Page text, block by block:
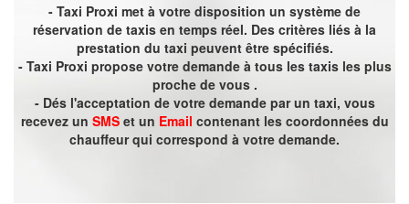
- Taxi Proxi met à votre disposition un système de
réservation de taxis en temps réel. Des critères liés à la
prestation du taxi peuvent être spécifiés.
- Taxi Proxi propose votre demande à tous les taxis les plus
proche de vous .
- Dés l'acceptation de votre demande par un taxi, vous
recevez un SMSet un Email contenant les coordonnées du
chauffeur qui correspond à votre demande.